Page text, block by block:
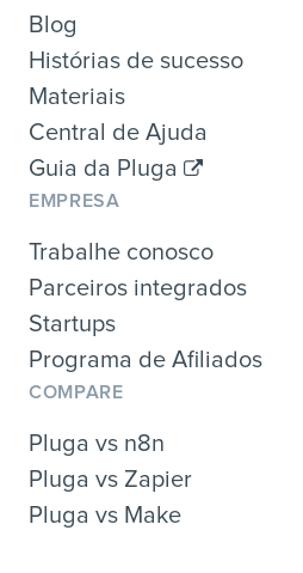
Blog
Histórias de sucesso
Materiais
Central de Ajuda
Guia da Pluga
EMPRESA
Trabalhe conosco
Parceiros integrados
Startups
Programa de Afiliados
COMPARE
Pluga vs n8n
Pluga vs Zapier
Pluga vs Make